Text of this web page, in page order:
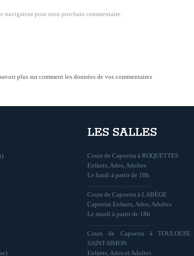
navigateur pour mon prochain commentaire.
plus sur comment les données de vos commentaires
LES SALLES
Cours de Capoeira à ROQUETTES
Enfants, Ados, Adultes
Le lundi à partir de 18h
Cours de Capoeira à LABÈGE
Capoeira Enfants, Ados, Adultes
Le mardi à partir de 18h
Cours de Capoeira à TOULOUSE
SAINT-SIMON
Enfants, Ados et Adultes